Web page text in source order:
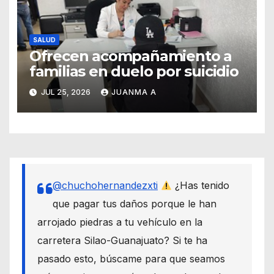
SALUD
Ofrecen acompañamiento a
familias en duelo por suicidio
JUL 25, 2026 JUANMA A
@chuchohernandezxti
¿Has tenido
que pagar tus daños porque le han
arrojado piedras a tu vehículo en la
carretera Silao-Guanajuato? Si te ha
pasado esto, búscame para que seamos